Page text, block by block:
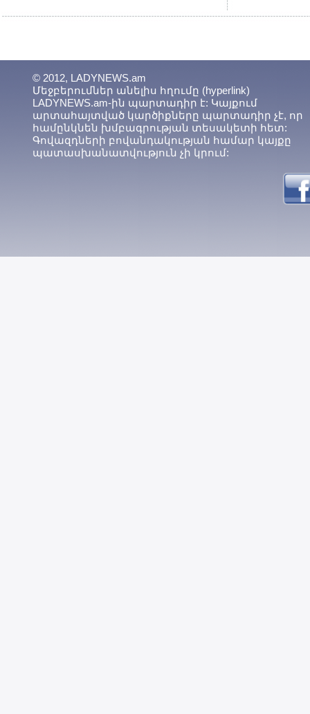
© 2012, LADYNEWS.am
Մեջբերումներ անելիս հղումը (hyperlink)
LADYNEWS.am-ին պարտադիր է: Կայքում
արտահայտված կարծիքները պարտադիր չէ, որ
համընկնեն խմբագրության տեսակետի հետ:
Գովազդների բովանդակության համար կայքը
պատասխանատվություն չի կրում: